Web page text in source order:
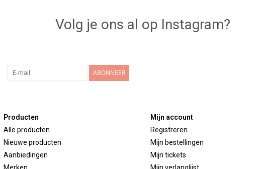
Volg je ons al op Instagram?
ABONNEER
Producten
Alle producten
Nieuwe producten
Aanbiedingen
Mijn account
Registreren
Mijn bestellingen
Mijn tickets